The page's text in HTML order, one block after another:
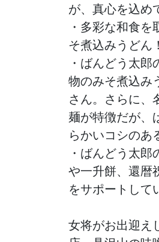
が、真心を込め
・多彩な和食
そ煮込みうどん！
・ばんどう太
物のみそ煮込み
さん。さらに、
麺が特徴だが、
らかいコシのあ
・ばんどう太
や一升餅、還暦
をサポートして
女将がお出迎え